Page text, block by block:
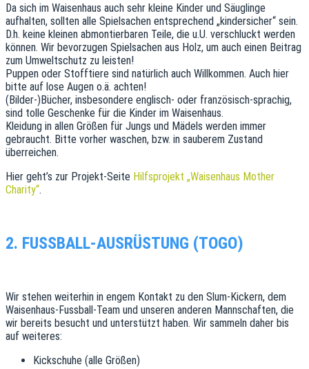
Da sich im Waisenhaus auch sehr kleine Kinder und Säuglinge
aufhalten, sollten alle Spielsachen entsprechend „kindersicher“ sein.
D.h. keine kleinen abmontierbaren Teile, die u.U. verschluckt werden
können. Wir bevorzugen Spielsachen aus Holz, um auch einen Beitrag
zum Umweltschutz zu leisten!
Puppen oder Stofftiere sind natürlich auch Willkommen. Auch hier
bitte auf lose Augen o.ä. achten!
(Bilder-)Bücher, insbesondere englisch- oder französisch-sprachig,
sind tolle Geschenke für die Kinder im Waisenhaus.
Kleidung in allen Größen für Jungs und Mädels werden immer
gebraucht. Bitte vorher waschen, bzw. in sauberem Zustand
überreichen.
Hier geht’s zur Projekt-Seite Hilfsprojekt „Waisenhaus Mother
Charity“.
2. FUSSBALL-AUSRÜSTUNG (TOGO)
Wir stehen weiterhin in engem Kontakt zu den Slum-Kickern, dem
Waisenhaus-Fussball-Team und unseren anderen Mannschaften, die
wir bereits besucht und unterstützt haben. Wir sammeln daher bis
auf weiteres:
Kickschuhe (alle Größen)